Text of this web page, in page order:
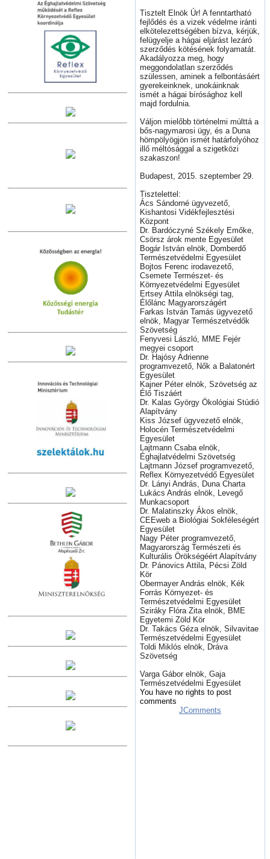
Tisztelt Elnök Úr! A fenntartható
fejlődés és a vizek védelme iránti
elkötelezettségében bízva, kérjük,
felügyelje a hágai eljárást lezáró
szerződés kötésének folyamatát.
Akadályozza meg, hogy
meggondolatlan szerződés
szülessen, aminek a felbontásáért
gyerekeinknek, unokáinknak
ismét a hágai bírósághoz kell
majd fordulnia.
Váljon mielőbb történelmi múlttá a
bős-nagymarosi ügy, és a Duna
hömpölyögjön ismét határfolyóhoz
illő méltósággal a szigetközi
szakaszon!
Budapest, 2015. szeptember 29.
Tisztelettel:
Ács Sándorné ügyvezető,
Kishantosi Vidékfejlesztési
Központ
Dr. Bardóczyné Székely Emőke,
Csörsz árok mente Egyesület
Bogár István elnök, Domberdő
Természetvédelmi Egyesület
Bojtos Ferenc irodavezető,
Csemete Természet- és
Környezetvédelmi Egyesület
Ertsey Attila elnökségi tag,
Élőlánc Magyarországért
Farkas István Tamás ügyvezető
elnök, Magyar Természetvédők
Szövetség
Fenyvesi László, MME Fejér
megyei csoport
Dr. Hajósy Adrienne
programvezető, Nők a Balatonért
Egyesület
Kajner Péter elnök, Szövetség az
Élő Tiszáért
Dr. Kalas György Ökológiai Stúdió
Alapítvány
Kiss József ügyvezető elnök,
Holocén Természetvédelmi
Egyesület
Lajtmann Csaba elnök,
Éghajlatvédelmi Szövetség
Lajtmann József programvezető,
Reflex Környezetvédő Egyesület
Dr. Lányi András, Duna Charta
Lukács András elnök, Levegő
Munkacsoport
Dr. Malatinszky Ákos elnök,
CEEweb a Biológiai Sokféleségért
Egyesület
Nagy Péter programvezető,
Magyarország Természeti és
Kulturális Örökségéért Alapítvány
Dr. Pánovics Attila, Pécsi Zöld
Kör
Obermayer András elnök, Kék
Forrás Környezet- és
Természetvédelmi Egyesület
Sziráky Flóra Zita elnök, BME
Egyetemi Zöld Kör
Dr. Takács Géza elnök, Silvavitae
Természetvédelmi Egyesület
Toldi Miklós elnök, Dráva
Szövetség
Varga Gábor elnök, Gaja
Természetvédelmi Egyesület
You have no rights to post
comments
JComments